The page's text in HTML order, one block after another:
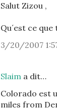
Salut Zizou ,
Qu´est ce
3/20/2007
Slaim a dit…
Colorado est
miles from